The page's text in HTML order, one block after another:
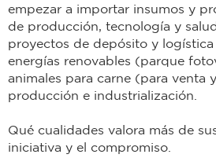
empezar a importar insumos y
de producción, tecnología y
proyectos de depósito y
energías renovables (parque
animales para carne (para venta
producción e industrialización.
Qué cualidades valora más de
iniciativa y el compromiso.